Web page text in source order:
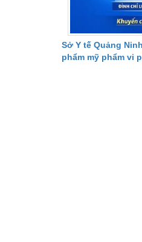
Sở Y tế Quảng
phẩm mỹ phẩm vi